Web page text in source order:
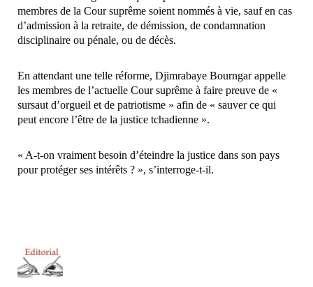
membres de la Cour suprême soient nommés à vie, sauf en cas
d’admission à la retraite, de démission, de condamnation
disciplinaire ou pénale, ou de décès.
En attendant une telle réforme, Djimrabaye Bourngar appelle
les membres de l’actuelle Cour suprême à faire preuve de «
sursaut d’orgueil et de patriotisme » afin de « sauver ce qui
peut encore l’être de la justice tchadienne ».
« A-t-on vraiment besoin d’éteindre la justice dans son pays
pour protéger ses intérêts ? », s’interroge-t-il.